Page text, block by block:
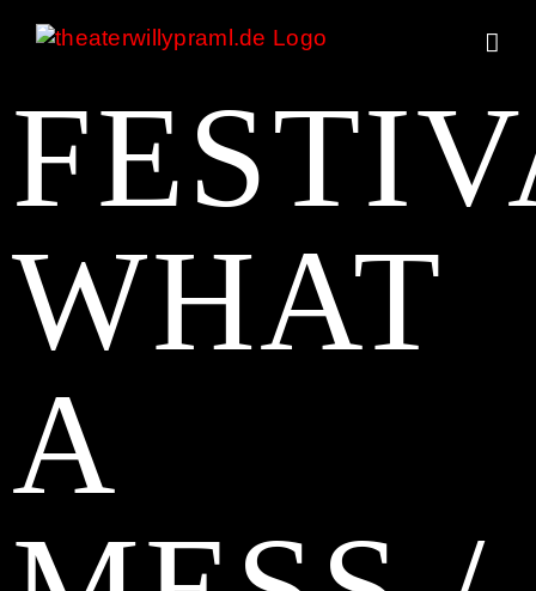
Inhalt
WHAT
A